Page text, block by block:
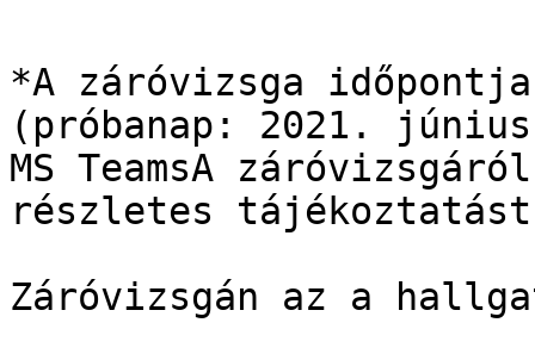
*A záróvizsga
(próbanap: 2021.
MS TeamsA
részletes
Záróvizsgán az a